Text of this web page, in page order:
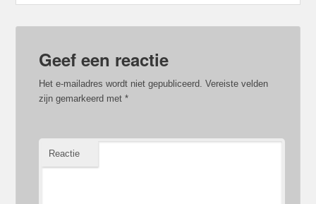
Geef een reactie
Het e-mailadres wordt niet gepubliceerd. Vereiste velden
zijn gemarkeerd met*
Reactie